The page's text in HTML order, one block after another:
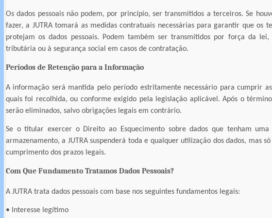
Os dados pessoais não podem, por princípio, ser transmitidos a terceiros. Se
fazer, a JUTRA tomará as medidas contratuais necessárias para garantir que os
protejam os dados pessoais. Podem também ser transmitidos por força da
tributária ou à segurança social em casos de contratação.
Períodos de Retenção para a Informação
A informação será mantida pelo período estritamente necessário para cumprir
quais foi recolhida, ou conforme exigido pela legislação aplicável. Após o
serão eliminados, salvo obrigações legais em contrário.
Se o titular exercer o Direito ao Esquecimento sobre dados que tenham
armazenamento, a JUTRA suspenderá toda e qualquer utilização dos dados, mas
cumprimento dos prazos legais.
Com Que Fundamento Tratamos Dados Pessoais?
A JUTRA trata dados pessoais com base nos seguintes fundamentos legais:
• Interesse legítimo